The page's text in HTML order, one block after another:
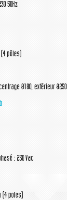
50Hz
pôles)
Ø180, extérieur Ø250
: 230 Vac
(4 poles)